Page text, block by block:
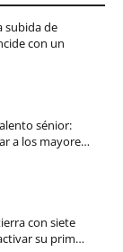
subida de
con un
sénior:
a los mayore…
con siete
su prim…